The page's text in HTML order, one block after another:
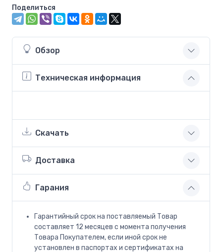
Поделиться
Обзор
Техническая информация
Скачать
Доставка
Гарания
Гарантийный срок на поставляемый Товар
составляет 12 месяцев с момента получения
Товара Покупателем, если иной срок не
установлен в паспортах и сертификатах на